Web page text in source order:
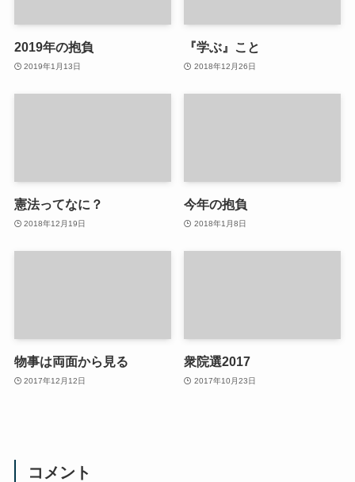
2019年の抱負
2019年1月13日
『学ぶ』こと
2018年12月26日
憲法ってなに？
2018年12月19日
今年の抱負
2018年1月8日
物事は両面から見る
2017年12月12日
衆院選2017
2017年10月23日
コメント